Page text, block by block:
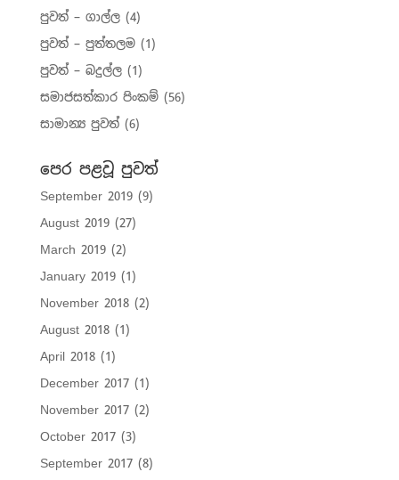
පුවත් – ගාල්ල(4)
පුවත් – පුත්තලම(1)
පුවත් – බදුල්ල(1)
සමාජසත්කාර පිංකම්(56)
සාමාන්‍ය පුවත්(6)
පෙර පළවූ පුවත්
September 2019(9)
August 2019(27)
March 2019(2)
January 2019(1)
November 2018(2)
August 2018(1)
April 2018(1)
December 2017(1)
November 2017(2)
October 2017(3)
September 2017(8)